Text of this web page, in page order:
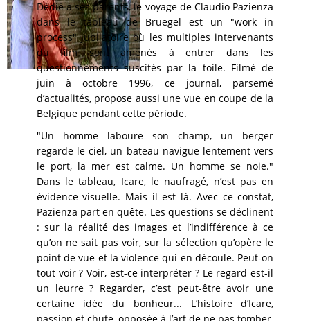
Dédié à ses parents, le voyage de Claudio Pazienza
dans le tableau de Bruegel est un "work in
process" jubilatoire où les multiples intervenants
du film sont amenés à entrer dans les
questionnements suscités par la toile. Filmé de
juin à octobre 1996, ce journal, parsemé
d’actualités, propose aussi une vue en coupe de la
Belgique pendant cette période.
"Un homme laboure son champ, un berger
regarde le ciel, un bateau navigue lentement vers
le port, la mer est calme. Un homme se noie."
Dans le tableau, Icare, le naufragé, n’est pas en
évidence visuelle. Mais il est là. Avec ce constat,
Pazienza part en quête. Les questions se déclinent
: sur la réalité des images et l’indifférence à ce
qu’on ne sait pas voir, sur la sélection qu’opère le
point de vue et la violence qui en découle. Peut-on
tout voir ? Voir, est-ce interpréter ? Le regard est-il
un leurre ? Regarder, c’est peut-être avoir une
certaine idée du bonheur... L’histoire d’Icare,